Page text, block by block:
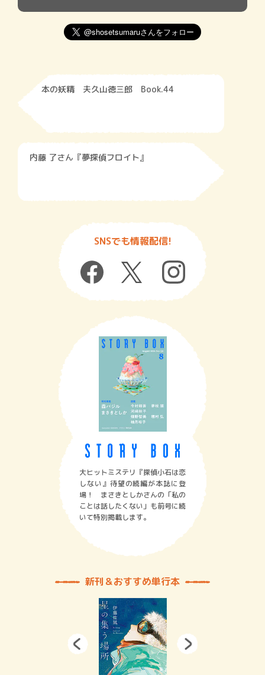
本の妖精 夫久山徳三郎 Book.44
内藤 了さん『夢探偵フロイト』
SNSでも情報配信!
大ヒットミステリ『探偵小石は恋
しない』待望の続編が本誌に登
場！ まさきとしかさんの「私の
ことは話したくない」も前号に続
いて特別掲載します。
新刊＆おすすめ単行本